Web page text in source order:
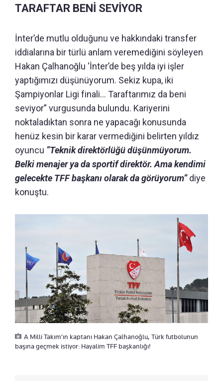
TARAFTAR BENİ SEVİYOR
İnter’de mutlu olduğunu ve hakkındaki transfer
iddialarına bir türlü anlam veremediğini söyleyen
Hakan Çalhanoğlu ‘İnter’de beş yılda iyi işler
yaptığımızı düşünüyorum. Sekiz kupa, iki
Şampiyonlar Ligi finali… Taraftarımız da beni
seviyor” vurgusunda bulundu. Kariyerini
noktaladıktan sonra ne yapacağı konusunda
henüz kesin bir karar vermediğini belirten yıldız
oyuncu “Teknik direktörlüğü düşünmüyorum.
Belki menajer ya da sportif direktör. Ama kendimi
gelecekte TFF başkanı olarak da görüyorum”diye
konuştu.
A Milli Takım'ın kaptanı Hakan Çalhanoğlu, Türk futbolunun
başına geçmek istiyor: Hayalim TFF başkanlığı!